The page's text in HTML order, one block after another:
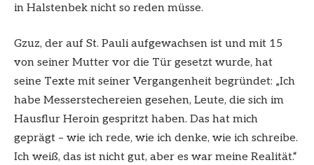
in Halstenbek nicht so reden müsse.
Gzuz, der auf St. Pauli aufgewachsen ist und mit 15
von seiner Mutter vor die Tür gesetzt wurde, hat
seine Texte mit seiner Vergangenheit begründet: „Ich
habe Messerstechereien gesehen, Leute, die sich im
Hausflur Heroin gespritzt haben. Das hat mich
geprägt – wie ich rede, wie ich denke, wie ich schreibe.
Ich weiß, das ist nicht gut, aber es war meine Realität.“